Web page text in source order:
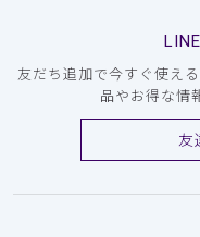
友だち追加で今すぐ使え
品やお得な情
友